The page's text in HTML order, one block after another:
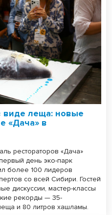
виде леща: новые
«Дача» в
рестораторов «Дача»
день эко-парк
более 100 лидеров
со всей Сибири. Гостей
дискуссии, мастер-классы
рекорды — 35-
и 80 литров хашламы.